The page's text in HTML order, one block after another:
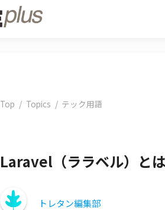
Top Topics テック用語
Laravel（ララベル）とは
トレタン編集部